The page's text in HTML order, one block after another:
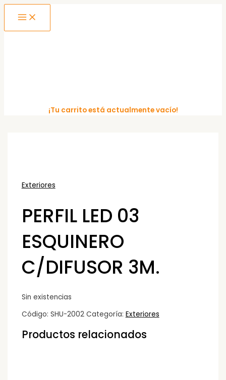
Ir
MENU
¡Tu carrito está actualmente vacío!
Exteriores
PERFIL LED 03
ESQUINERO
C/DIFUSOR 3M.
Sin existencias
Código: SHU-2002 Categoría: Exteriores
Productos relacionados